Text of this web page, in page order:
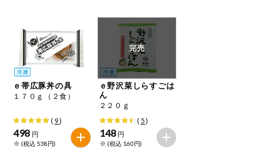
ｅ帯広豚丼の具
１７０ｇ（２食）
( 9)
498 円
※ (税込 538円)
完売
ｅ野沢菜しらすごは
ん
２２０ｇ
( 5)
148 円
※ (税込 160円)